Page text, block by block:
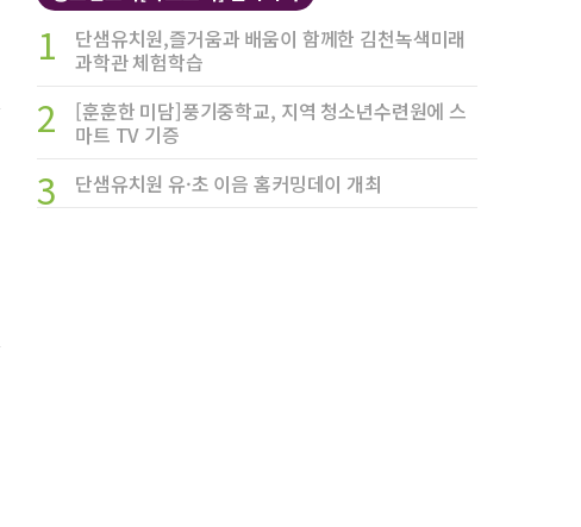
1
단샘유치원,즐거움과 배움이 함께한 김천녹색미래
과학관 체험학습
2
[훈훈한 미담]풍기중학교, 지역 청소년수련원에 스
마트 TV 기증
3 단샘유치원 유·초 이음 홈커밍데이 개최